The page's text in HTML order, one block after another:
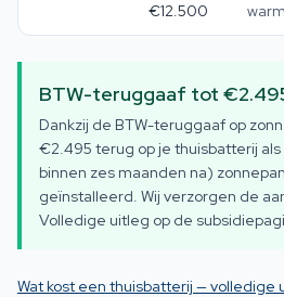
€12.500
BTW-teruggaaf tot
Dankzij de BTW-teruggaaf op
€2.495 terug op je thuisbatterij
binnen zes maanden na)
geïnstalleerd. Wij verzorgen de
Volledige uitleg op de
Wat kost een thuisbatterij — volledige